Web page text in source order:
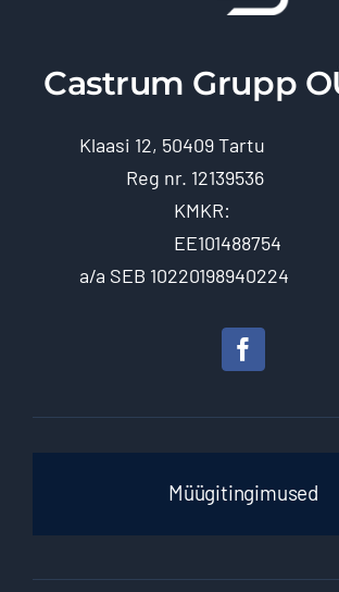
Castrum Grupp
Klaasi 12, 50409 Tartu
Reg nr. 12139536
KMKR:
EE101488754
a/a SEB 10220198940224
Müügitingimused